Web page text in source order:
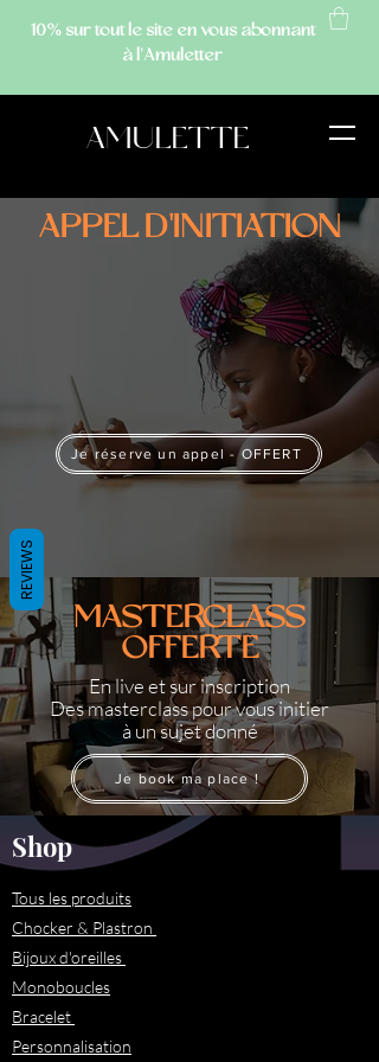
10% sur tout le site en vous abonnant
à l'Amuletter
AMULETTE
APPEL D'INITIATION
Je réserve un appel - OFFERT
MASTERCLASS
OFFERTE
En live et sur inscription
Des masterclass pour vous initier
à un sujet donné
Je book ma place !
Shop
Tous les produits
Chocker & Plastron
Bijoux d'oreilles
Monoboucles
Bracelet
Personnalisation
REVIEWS